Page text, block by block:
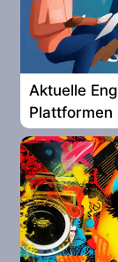
Aktuelle
Plattformen